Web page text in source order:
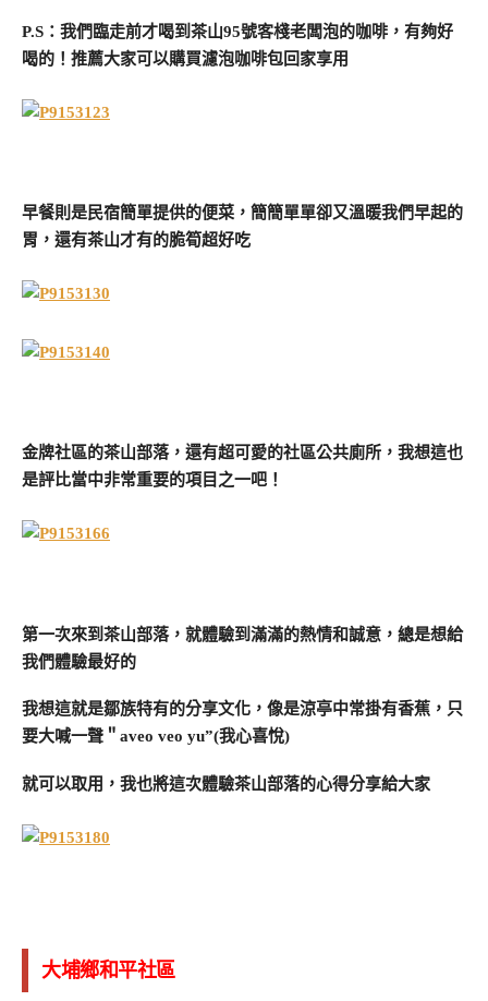
P.S：我們臨走前才喝到茶山95號客棧老闆泡的咖啡，有夠好
喝的！推薦大家可以購買濾泡咖啡包回家享用
早餐則是民宿簡單提供的便菜，簡簡單單卻又溫暖我們早起的
胃，還有茶山才有的脆筍超好吃
金牌社區的茶山部落，還有超可愛的社區公共廁所，我想這也
是評比當中非常重要的項目之一吧！
第一次來到茶山部落，就體驗到滿滿的熱情和誠意，總是想給
我們體驗最好的
我想這就是鄒族特有的分享文化，像是涼亭中常掛有香蕉，只
要大喊一聲＂aveo veo yu”(我心喜悅)
就可以取用，我也將這次體驗茶山部落的心得分享給大家
大埔鄉和平社區